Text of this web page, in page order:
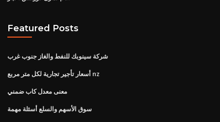
Featured Posts
شركة سينوبك للنفط والغاز جنوب غرب
أسعار تأجير تجارية لكل متر مربع nz
معنى معدل كاب ضمني
سوق الأسهم والسلع أسئلة مهمة